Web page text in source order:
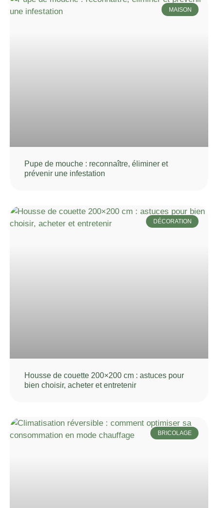
MAISON
Pupe de mouche : reconnaître, éliminer et
prévenir une infestation
DÉCORATION
Housse de couette 200×200 cm : astuces pour
bien choisir, acheter et entretenir
BRICOLAGE